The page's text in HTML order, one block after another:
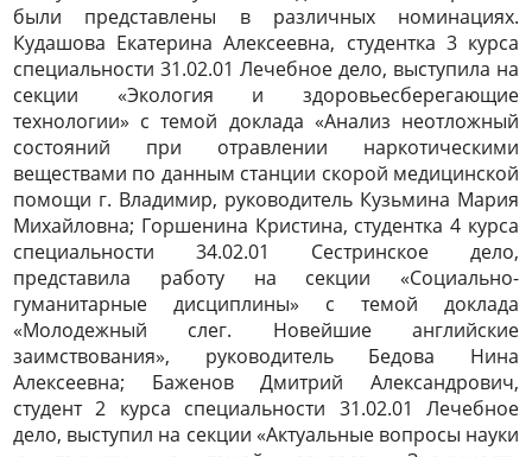
были представлены в различных номинациях.
Кудашова Екатерина Алексеевна, студентка 3 курса
специальности 31.02.01 Лечебное дело, выступила на
секции «Экология и здоровьесберегающие
технологии» с темой доклада «Анализ неотложный
состояний при отравлении наркотическими
веществами по данным станции скорой медицинской
помощи г. Владимир, руководитель Кузьмина Мария
Михайловна; Горшенина Кристина, студентка 4 курса
специальности 34.02.01 Сестринское дело,
представила работу на секции «Социально-
гуманитарные дисциплины» с темой доклада
«Молодежный слег. Новейшие английские
заимствования», руководитель Бедова Нина
Алексеевна; Баженов Дмитрий Александрович,
студент 2 курса специальности 31.02.01 Лечебное
дело, выступил на секции «Актуальные вопросы науки